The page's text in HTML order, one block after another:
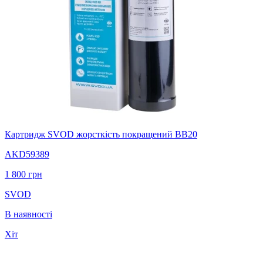
Картридж SVOD жорсткість покращений BB20
AKD59389
1 800 грн
SVOD
В наявності
Хіт